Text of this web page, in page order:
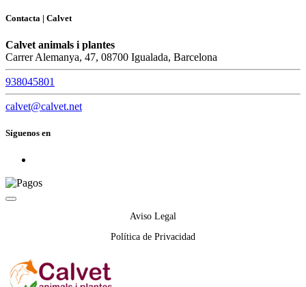
Contacta | Calvet
Calvet animals i plantes
Carrer Alemanya, 47, 08700 Igualada, Barcelona
938045801
calvet@calvet.net
Síguenos en
Aviso Legal
Política de Privacidad
Condiciones de compra